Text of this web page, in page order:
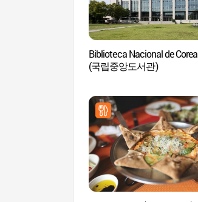
Biblioteca Nacional de Corea
(국립중앙도서관)